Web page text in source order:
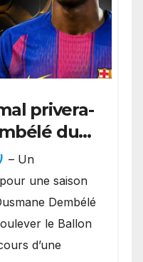
privera-
du
– Un
une saison
Dembélé
le Ballon
d’une